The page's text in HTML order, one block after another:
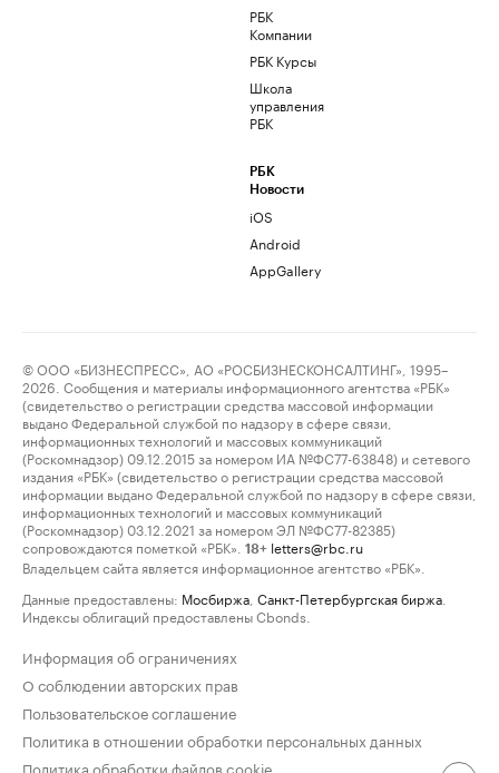
РБК
Компании
РБК Курсы
Школа
управления
РБК
РБК
Новости
iOS
Android
AppGallery
© ООО «БИЗНЕСПРЕСС», АО «РОСБИЗНЕСКОНСАЛТИНГ», 1995–
2026. Сообщения и материалы информационного агентства «РБК»
(свидетельство о регистрации средства массовой информации
выдано Федеральной службой по надзору в сфере связи,
информационных технологий и массовых коммуникаций
(Роскомнадзор) 09.12.2015 за номером ИА №ФС77-63848) и сетевого
издания «РБК» (свидетельство о регистрации средства массовой
информации выдано Федеральной службой по надзору в сфере связи,
информационных технологий и массовых коммуникаций
(Роскомнадзор) 03.12.2021 за номером ЭЛ №ФС77-82385)
сопровождаются пометкой «РБК».
18+ letters@rbc.ru
Владельцем сайта является информационное агентство «РБК».
Данные предоставлены: Мосбиржа Санкт-Петербургская биржа
Индексы облигаций предоставлены Cbonds.
Информация об ограничениях
О соблюдении авторских прав
Пользовательское соглашение
Политика в отношении обработки персональных данных
Политика обработки файлов cookie